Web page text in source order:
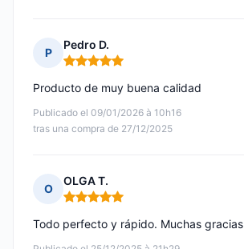
P
Pedro D.
Nota: 5 de 5
Publicado el 09/01/2026 à 10h16
tras una compra de 27/12/2025
Producto de muy buena calidad
O
OLGA T.
Nota: 5 de 5
Todo perfecto y rápido. Muchas gracias